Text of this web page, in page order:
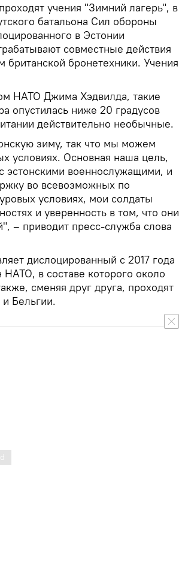
учения "Зимний лагерь", в
батальона Сил обороны
в Эстонии
совместные действия
британской бронетехники. Учения
НАТО Джима Хэдвилда, такие
опустилась ниже 20 градусов
действительно необычные.
зиму, так что мы можем
условиях. Основная наша цель,
эстонскими военнослужащими, и
во всевозможных по
условиях, мои солдаты
и уверенность в том, что они
– приводит пресс-служба слова
дислоцированный с 2017 года
в составе которого около
сменяя друг друга, проходят
Бельгии.